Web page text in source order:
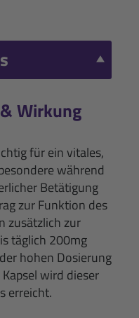
Wirkung
für ein vitales,
während
Betätigung
zur Funktion des
zusätzlich zur
täglich 200mg
hohen Dosierung
wird dieser
erreicht.